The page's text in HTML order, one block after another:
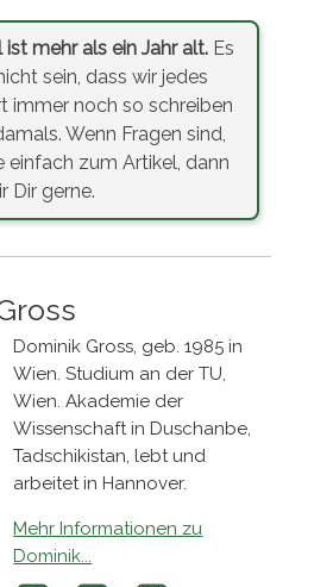
ist mehr als ein Jahr alt. Es
sein, dass wir jedes
immer noch so schreiben
Wenn Fragen sind,
einfach zum Artikel, dann
Dir gerne.
Dominik Gross, geb. 1985 in
Wien. Studium an der TU,
Wien. Akademie der
Wissenschaft in Duschanbe,
Tadschikistan, lebt und
arbeitet in Hannover.
Mehr Informationen zu
Dominik...